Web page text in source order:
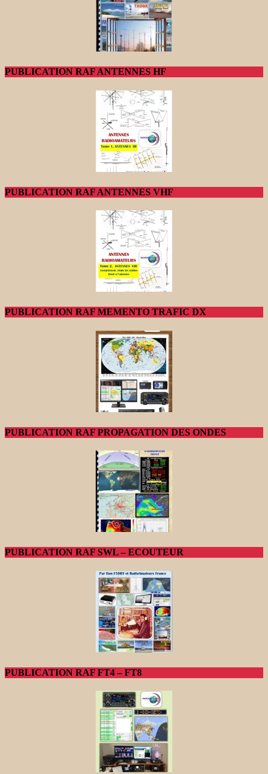
PUBLICATION RAF ANTENNES HF
PUBLICATION RAF ANTENNES VHF
PUBLICATION RAF MEMENTO TRAFIC DX
PUBLICATION RAF PROPAGATION DES ONDES
PUBLICATION RAF SWL – ECOUTEUR
PUBLICATION RAF FT4 – FT8